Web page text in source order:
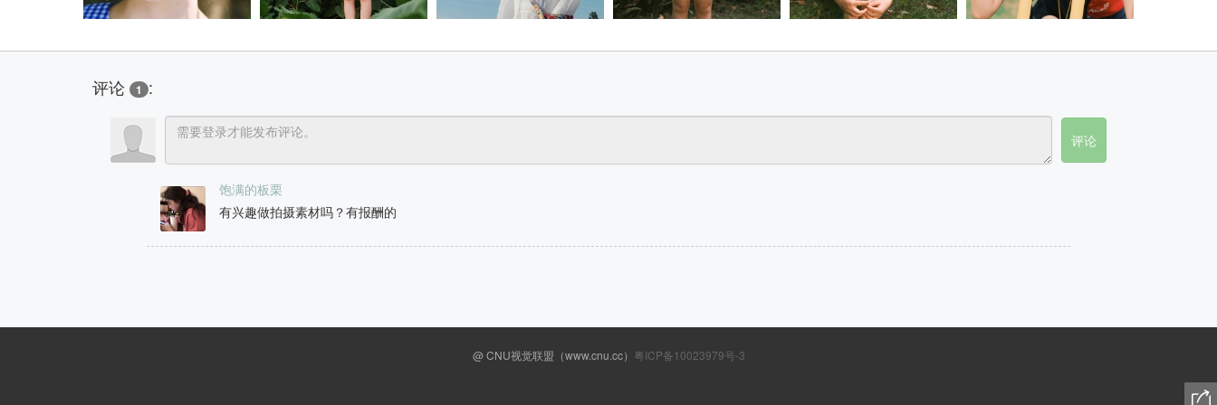
评论 1 :
饱满的板栗
有兴趣做拍摄素材吗？有报酬的
@ CNU视觉联盟（www.cnu.cc） 粤ICP备10023979号-3